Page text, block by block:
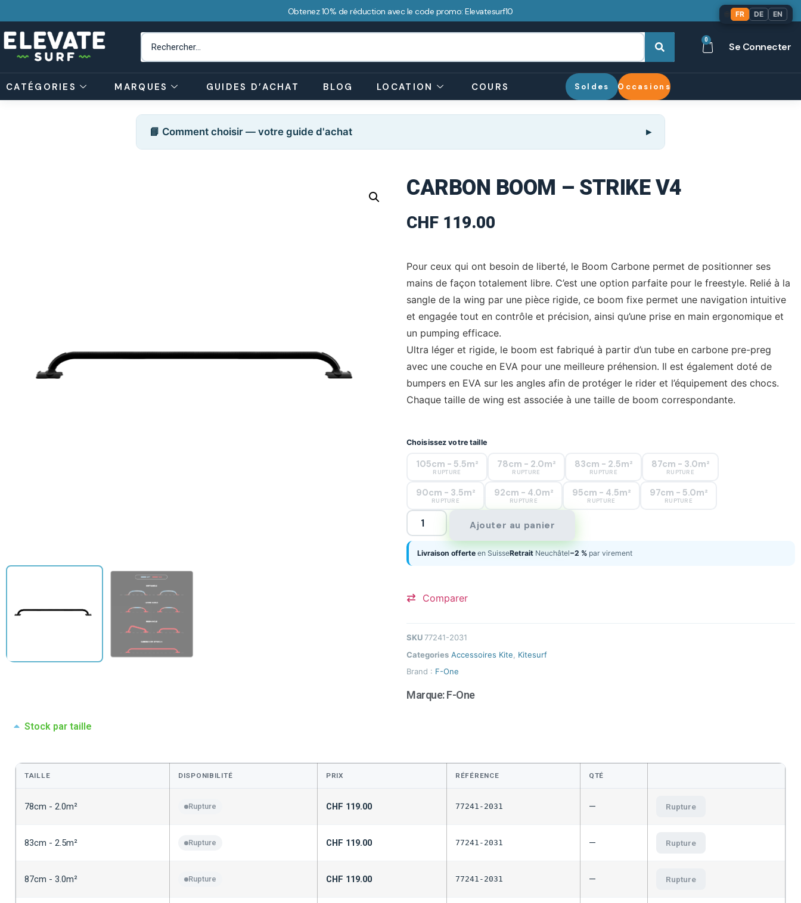
Obtenez 10% de réduction avec le code promo: Elevatesurf10
0
Se Connecter
CATÉGORIES MARQUES GUIDES D’ACHAT BLOG LOCATION COURS Soldes Occasions
📘 Comment choisir — votre guide d'achat
CARBON BOOM – STRIKE V4
CHF 119.00
Pour ceux qui ont besoin de liberté, le Boom Carbone permet de positionner ses
mains de façon totalement libre. C’est une option parfaite pour le freestyle. Relié à la
sangle de la wing par une pièce rigide, ce boom fixe permet une navigation intuitive
et engagée tout en contrôle et précision, ainsi qu’une prise en main ergonomique et
un pumping efficace.
Ultra léger et rigide, le boom est fabriqué à partir d’un tube en carbone pre-preg
avec une couche en EVA pour une meilleure préhension. Il est également doté de
bumpers en EVA sur les angles afin de protéger le rider et l’équipement des chocs.
Chaque taille de wing est associée à une taille de boom correspondante.
Choisissez votre taille
105cm - 5.5m²
RUPTURE
78cm - 2.0m²
RUPTURE
83cm - 2.5m²
RUPTURE
87cm - 3.0m²
RUPTURE
90cm - 3.5m²
RUPTURE
92cm - 4.0m²
RUPTURE
95cm - 4.5m²
RUPTURE
97cm - 5.0m²
RUPTURE
Ajouter au panier
Livraison offerte en SuisseRetrait Neuchâtel−2 % par virement
Comparer
SKU 77241-2031
Categories Accessoires Kite
Kitesurf
Brand : F-One
Marque:F-One
Stock par taille
TAILLE DISPONIBILITÉ PRIX RÉFÉRENCE QTÉ
78cm - 2.0m² Rupture CHF 119.00 77241-2031 — Rupture
83cm - 2.5m² Rupture CHF 119.00 77241-2031 — Rupture
87cm - 3.0m² Rupture CHF 119.00 77241-2031 — Rupture
FR DE EN